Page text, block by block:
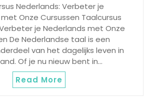
Nederlands: Verbeter je
Onze Cursussen Taalcursus
je Nederlands met Onze
De Nederlandse taal is een
van het dagelijks leven in
Of je nu nieuw bent in…
Read More